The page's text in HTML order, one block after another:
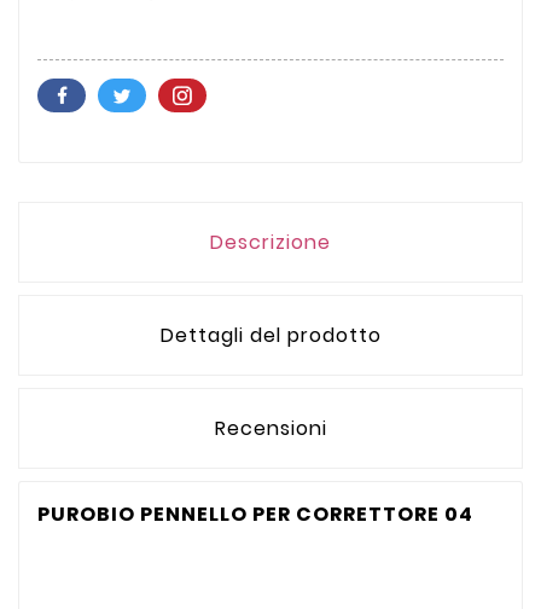
Descrizione
Dettagli del prodotto
Recensioni
PUROBIO PENNELLO PER CORRETTORE 04